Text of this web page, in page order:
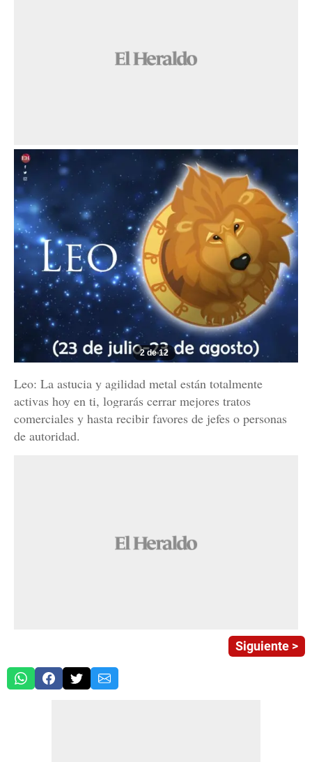
2 de 12
Leo: La astucia y agilidad metal están totalmente
activas hoy en ti, lograrás cerrar mejores tratos
comerciales y hasta recibir favores de jefes o personas
de autoridad.
Siguiente >